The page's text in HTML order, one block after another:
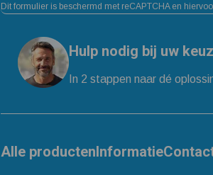
Dit formulier is beschermd met reCAPTCHA en
Hulp nodig bij uw
In 2 stappen naar dé
Alle productenInformatie